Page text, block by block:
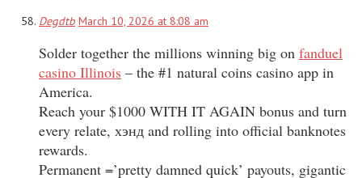
Degdtb March 10, 2026 at 8:08 am
Solder together the millions winning big on fanduel
casino Illinois – the #1 natural coins casino app in
America.
Reach your $1000 WITH IT AGAIN bonus and turn
every relate, хэнд and rolling into official banknotes
rewards.
Permanent =’pretty damned quick’ payouts, gigantic